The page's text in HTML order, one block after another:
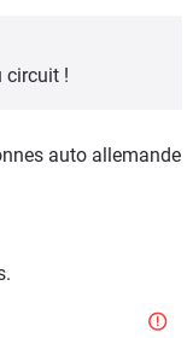
circuit !
auto allemande